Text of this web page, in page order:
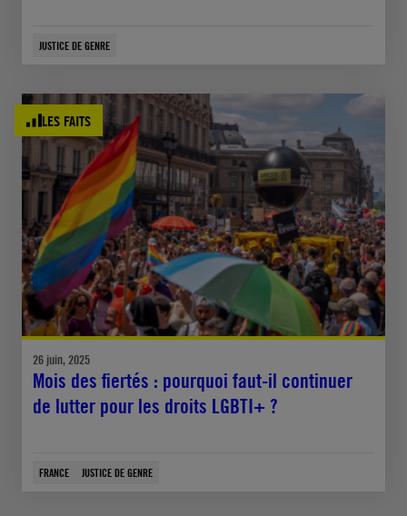
JUSTICE DE GENRE
LES FAITS
26 juin, 2025
Mois des fiertés : pourquoi faut-il continuer
de lutter pour les droits LGBTI+ ?
FRANCE JUSTICE DE GENRE